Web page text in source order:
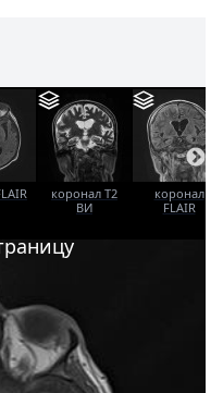
коронал T2
ВИ
коронал
FLAIR